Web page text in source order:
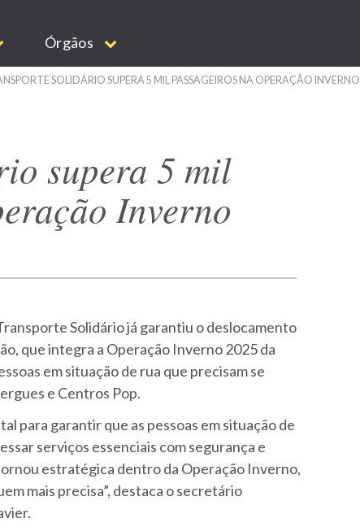
Órgãos
SOLIDÁRIO SUPERA 5 MIL PASSAGEIROS NA OPERAÇÃO INVERNO
supera 5 mil
Inverno
Solidário já garantiu o deslocamento
que integra a Operação Inverno 2025 da
em situação de rua que precisam se
e Centros Pop.
para garantir que as pessoas em situação de
serviços essenciais com segurança e
estratégica dentro da Operação Inverno,
mais precisa”, destaca o secretário